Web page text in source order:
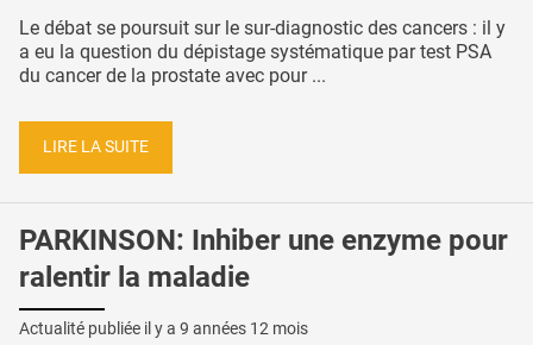
Le débat se poursuit sur le sur-diagnostic des cancers : il y
a eu la question du dépistage systématique par test PSA
du cancer de la prostate avec pour ...
LIRE LA SUITE
PARKINSON: Inhiber une enzyme pour
ralentir la maladie
Actualité publiée il y a 9 années 12 mois